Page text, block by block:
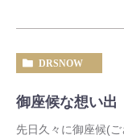
DRSNOW
御座候な想い出
先日久々に御座候(